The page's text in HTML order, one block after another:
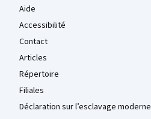
Aide
Accessibilité
Contact
Articles
Répertoire
Filiales
Déclaration sur l’esclavage moderne